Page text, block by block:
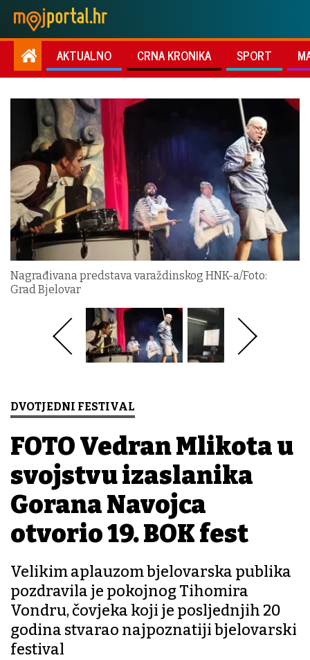
AKTUALNO CRNA KRONIKA SPORT
Nagrađivana predstava varaždinskog HNK-a/Foto:
Grad Bjelovar
DVOTJEDNI FESTIVAL
FOTO Vedran Mlikota u
svojstvu izaslanika
Gorana Navojca
otvorio 19. BOK fest
Velikim aplauzom bjelovarska publika
pozdravila je pokojnog Tihomira
Vondru, čovjeka koji je posljednjih 20
godina stvarao najpoznatiji bjelovarski
festival